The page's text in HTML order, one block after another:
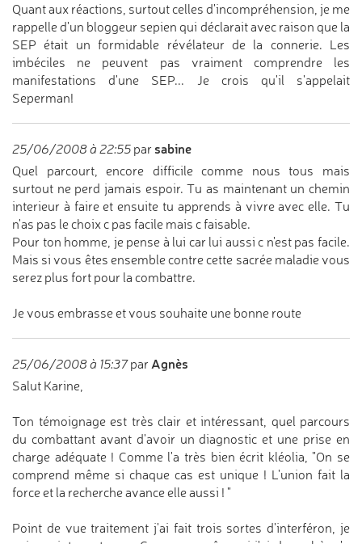
Quant aux réactions, surtout celles d'incompréhension, je me
rappelle d'un bloggeur sepien qui déclarait avec raison que la
SEP était un formidable révélateur de la connerie. Les
imbéciles ne peuvent pas vraiment comprendre les
manifestations d'une SEP... Je crois qu'il s'appelait
Seperman!
25/06/2008 à 22:55 par sabine
Quel parcourt, encore difficile comme nous tous mais
surtout ne perd jamais espoir. Tu as maintenant un chemin
interieur à faire et ensuite tu apprends à vivre avec elle. Tu
n'as pas le choix c pas facile mais c faisable.
Pour ton homme, je pense à lui car lui aussi c n'est pas facile.
Mais si vous êtes ensemble contre cette sacrée maladie vous
serez plus fort pour la combattre.
Je vous embrasse et vous souhaite une bonne route
25/06/2008 à 15:37par Agnès
Salut Karine,
Ton témoignage est très clair et intéressant, quel parcours
du combattant avant d'avoir un diagnostic et une prise en
charge adéquate ! Comme l'a très bien écrit kléolia, "On se
comprend même si chaque cas est unique ! L'union fait la
force et la recherche avance elle aussi ! "
Point de vue traitement j'ai fait trois sortes d'interféron, je